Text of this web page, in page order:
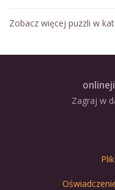
Zobacz więcej puzzli w
Zagraj w